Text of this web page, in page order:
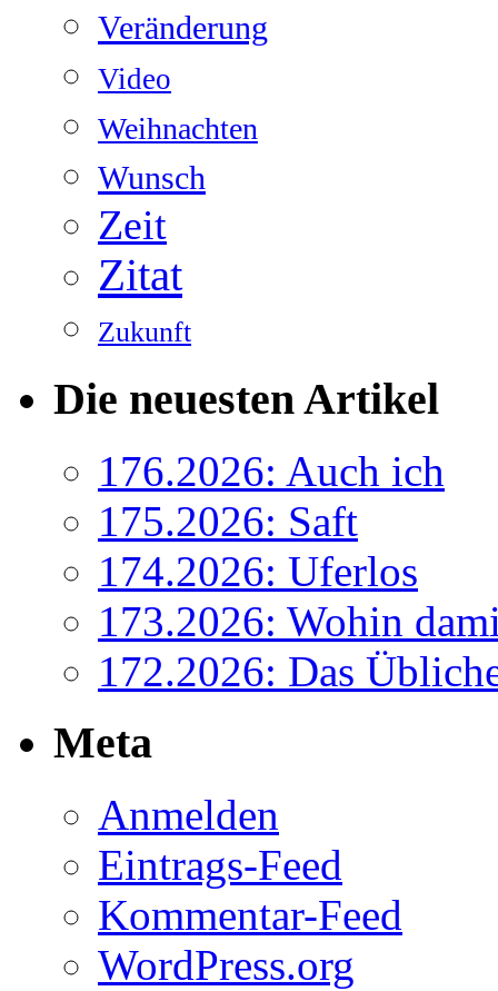
Veränderung
Video
Weihnachten
Wunsch
Zeit
Zitat
Zukunft
Die neuesten Artikel
176.2026: Auch ich
175.2026: Saft
174.2026: Uferlos
173.2026: Wohin
172.2026: Das
Meta
Anmelden
Eintrags-Feed
Kommentar-Feed
WordPress.org